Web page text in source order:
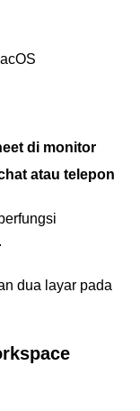
di monitor
atau telepon
.
dua layar pada